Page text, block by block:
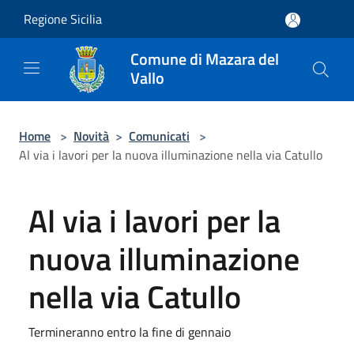
Regione Sicilia
Comune di Mazara del
Vallo
Home > Novità > Comunicati >
Al via i lavori per la nuova illuminazione nella via Catullo
Al via i lavori per la
nuova illuminazione
nella via Catullo
Termineranno entro la fine di gennaio